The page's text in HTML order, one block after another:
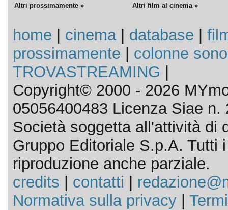
Altri prossimamente » Altri film al cinema »
home cinema| database
prossimamente
colonne
TROVASTREAMING
Copyright© 2000 - 2026
05056400483 Licenza Siae n.
Società soggetta all'attività di
Gruppo Editoriale S.p.A. Tutti
riproduzione anche parziale.
credits
contatti
Normativa sulla privacy|